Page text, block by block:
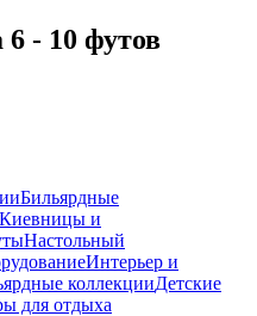
6 - 10 футов
Бильярдные
Киевницы и
Настольный
Интерьер и
коллекцииДетские
для отдыха